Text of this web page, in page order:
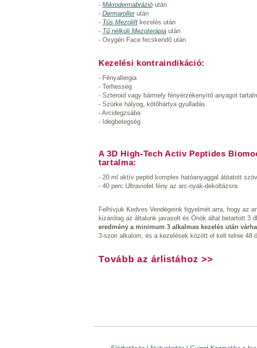
- Mikrodermabrázió után
- Dermarollerután
- Tűs Mezolift kezelés után
- Tű nélküli Mezoterápia után
- Oxygén Face fecskendő után
Kezelési kontraindikáció:
- Fényallergia
- Terhesség
- Szteroid vagy bármely fényérzékenyítő anyagot
- Szürke hályog, kötőhártya gyulladás
- Arcidegzsába
- Idegbetegség
​A 3D High-Tech Activ Peptides
tartalma:
- 20 ml aktív peptid komplex hatóanyaggal átitatott
- 40 perc Ultraviolet fény az arc-nyak-dekoltázsra
Felhívjuk Kedves Vendégeink figyelmét arra, hogy az
kizárólag az általunk javasolt és Önök által betartott​ 3
eredmény a minimum 3 alkalmas kezelés után
3-szori alkalom, és a kezelések között el kell telnie 48
Tovább az árlistához >>